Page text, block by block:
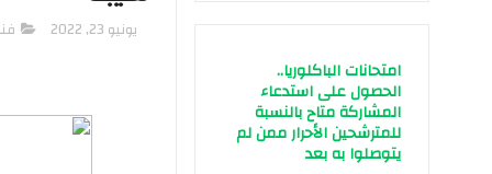
امتحانات الباكلوريا..
الحصول على استدعاء
المشاركة متاح بالنسبة
للمترشحين الأحرار ممن لم
يتوصلوا به بعد
يونيو 23, 2022